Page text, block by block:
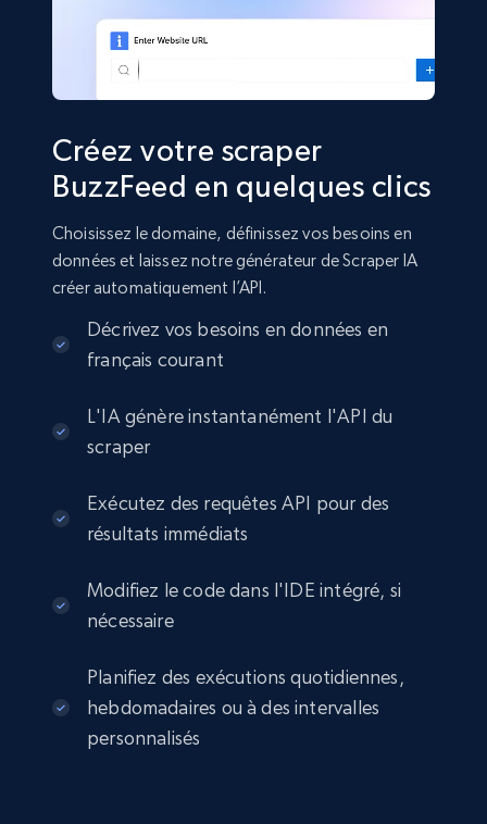
Créez votre scraper
BuzzFeed en quelques clics
Choisissez le domaine, définissez vos besoins en
données et laissez notre générateur de Scraper IA
créer automatiquement l’API.
Décrivez vos besoins en données en
français courant
L'IA génère instantanément l'API du
scraper
Exécutez des requêtes API pour des
résultats immédiats
Modifiez le code dans l'IDE intégré, si
nécessaire
Planifiez des exécutions quotidiennes,
hebdomadaires ou à des intervalles
personnalisés